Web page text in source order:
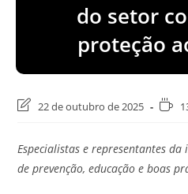
do setor
proteção
Última
post:
22 de outubro de 2025
Especialistas e representantes
de prevenção, educação e boas